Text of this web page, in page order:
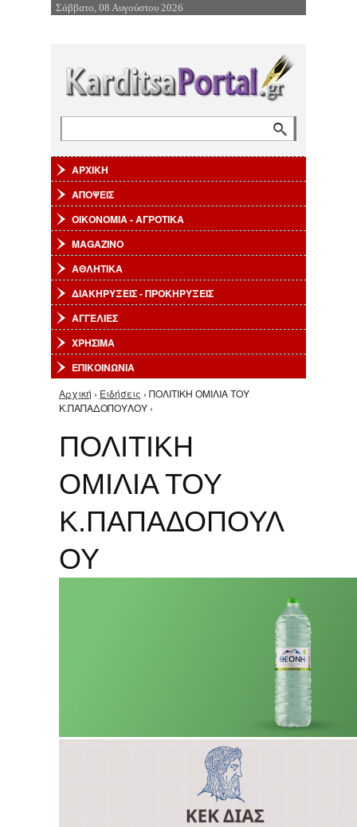
Επιστροφή στην Πλοήγηση
Σάββατο, 08 Αυγούστου 2026
ΑΡΧΙΚΗ
ΑΠΟΨΕΙΣ
ΟΙΚΟΝΟΜΙΑ - ΑΓΡΟΤΙΚΑ
MAGAZINO
ΑΘΛΗΤΙΚΑ
ΔΙΑΚΗΡΥΞΕΙΣ - ΠΡΟΚΗΡΥΞΕΙΣ
ΑΓΓΕΛΙΕΣ
ΧΡΗΣΙΜΑ
ΕΠΙΚΟΙΝΩΝΙΑ
Είστε εδώ
Αρχική › Ειδήσεις › ΠΟΛΙΤΙΚΗ ΟΜΙΛΙΑ ΤΟΥ
Κ.ΠΑΠΑΔΟΠΟΥΛΟΥ ›
ΠΟΛΙΤΙΚΗ
ΟΜΙΛΙΑ ΤΟΥ
Κ.ΠΑΠΑΔΟΠΟΥΛ
ΟΥ